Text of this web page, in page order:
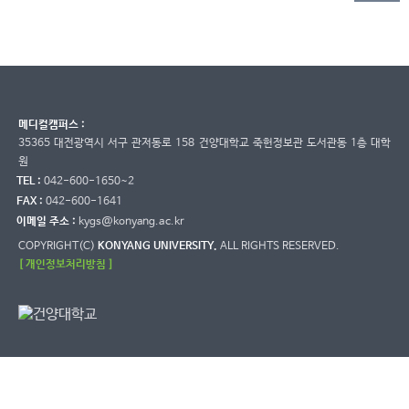
메디컬캠퍼스 :
35365 대전광역시 서구 관저동로 158 건양대학교 죽헌정보관 도서관동 1층 대학
원
TEL : 042-600-1650~2
FAX : 042-600-1641
이메일 주소 : kygs@konyang.ac.kr
COPYRIGHT(C) KONYANG UNIVERSITY. ALL RIGHTS RESERVED.
[ 개인정보처리방침 ]